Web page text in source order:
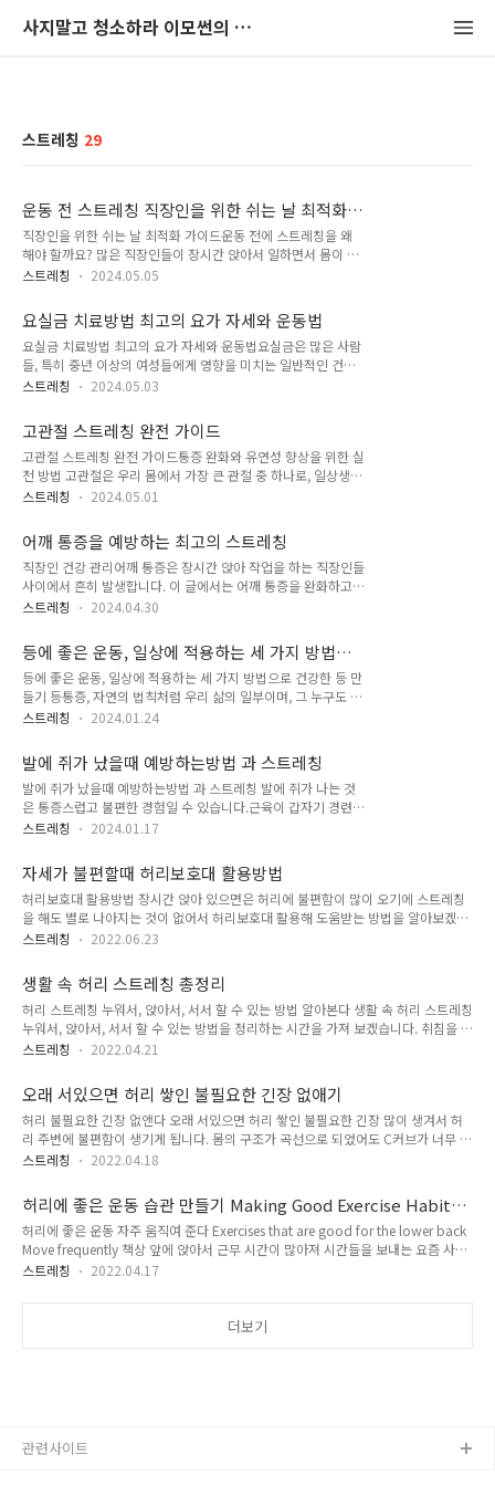
사지말고 청소하라 이모썬의 청소법
스트레칭 29
운동 전 스트레칭 직장인을 위한 쉬는 날 최적화
가이드
직장인을 위한 쉬는 날 최적화 가이드운동 전에 스트레칭을 왜
해야 할까요? 많은 직장인들이 장시간 앉아서 일하면서 몸이 뻣
뻣해지고 근육이 굳어집니다. 만약 이 상태에서 바로 운동을 시
트레칭은 이런 위험을 줄여주며, 근육을 부드럽게 풀어줘 운동
효과를 극대화할 수 있도록 돕습니다. 특히 휴일에는 이런 스트
레칭을 통해 몸의 활력을 되찾고, 쌓인 스트레스도 풀 수 있습니
다.운동 전 스트레칭의 중요성운동 전 스트레칭은 근육을 부드럽
게 풀어주어 혈류를 증진시키며, 운동 중 근육 손상의 위험을 줄
력을 향상시키는 데 중요한 역할을 합니다. 스트레스가 쌓인 직
장인에게는 특히 중요하며, 정신적,..
스트레칭 2024.05.05
요실금 치료방법 최고의 요가 자세와 운동법
요실금 치료방법 최고의 요가 자세와 운동법요실금은 많은 사람
들, 특히 중년 이상의 여성들에게 영향을 미치는 일반적인 건강
문제입니다. 요가 강사로서, 요실금 관리와 치료에 도움이 되는
근육을 강화하는 데 큰 도움이 될 뿐만 아니라, 마음의 평화와 정
신적 집중력 향상에도 이점이 있습니다. 요실금 개요요실금은 방
광의 제어력 상실로 인해 비자발적으로 소변이 새는 현상을 말합
니다. 이는 사회적 및 심리적 불편을 초래할 수 있으며, 삶의 질
을 현저히 저하시킬 수 있습니다.요실금의 원인요실금은 다양한
이 주된 원인이 될 수 있으며, 남성에서는 전립선 문제가 요실금
을 유발할 수 있습니다. ..
스트레칭 2024.05.03
고관절 스트레칭 완전 가이드
고관절 스트레칭 완전 가이드통증 완화와 유연성 향상을 위한 실
천 방법 고관절은 우리 몸에서 가장 큰 관절 중 하나로, 일상생활
의 움직임과 밀접한 관련이 있습니다. 건강한 고관절을 유지하는
절 스트레칭의 중요성을 설명하고, 각각의 필요와 상황에 맞는
다양한 스트레칭 방법을 제공하여 고관절의 통증을 완화하고 유
연성을 향상시키는 데 도움을 줄 것입니다.고관절의 해부학과 기
능고관절의 역할과 중요성고관절은 상체와 하체를 연결하고, 복
잡한 움직임과 무게 지지 역할을 합니다. 건강한 고관절은 보행,
조고관절은 대퇴골 머리와 골반의 아세타불럼이 결합하여 형성
된 볼록 관절입니다. 이 구조는 운동 범위..
스트레칭 2024.05.01
어깨 통증을 예방하는 최고의 스트레칭
직장인 건강 관리어깨 통증은 장시간 앉아 작업을 하는 직장인들
사이에서 흔히 발생합니다. 이 글에서는 어깨 통증을 완화하고
예방할 수 있는 스트레칭 방법을 자세히 설명하고, 직장에서 쉽
의 긴장을 풀고 혈류를 증가시켜 건강한 작업 환경을 조성하는
데 도움을 줍니다.어깨 통증의 원인과 그 영향장시간 동안 같은
자세로 앉아 있는 것은 어깨 주변 근육에 지속적인 긴장을 주어
통증을 유발할 수 있습니다. 특히 컴퓨터 작업을 많이 하는 직장
인의 경우, 자세 불균형으로 인해 어깨와 목 주변의 근육이 경직
며, 그로 인한 영향도 상당히 큽니다. 일상생활과 업무 환경 모두
에 영향을 미칠 수 있어, 그..
스트레칭 2024.04.30
등에 좋은 운동, 일상에 적용하는 세 가지 방법으
로 건강한 등 만들기
등에 좋은 운동, 일상에 적용하는 세 가지 방법으로 건강한 등 만
들기 등통증, 자연의 법칙처럼 우리 삶의 일부이며, 그 누구도 피
할 수 없는 고통입니다. 학생부터 직장인, 주부까지, 사회의 모든
참아내거나 무시하는 것이 아니라, 우리의 손에 익숙한 스트레칭
과 운동으로 극복할 수 있다는 사실, 알고 계셨나요? '우리 몸이
우리에게 통증으로 외치는 SOS 신호에 우리 자신이 직접 답할
수 있다'는 것을 의미합니다. 통증을 단순히 견디는 것에서 벗어
나, 적절한 운동으로 이를 해결하고, 더 나아가 예방하는 능동적
으로 대응하는 자세가 바로 건강한 삶의 첫걸음이라고 할 수 있
을 것입니다. 목차..
스트레칭 2024.01.24
발에 쥐가 났을때 예방하는방법 과 스트레칭
발에 쥐가 났을때 예방하는방법 과 스트레칭 발에 쥐가 나는 것
은 통증스럽고 불편한 경험일 수 있습니다.근육이 갑자기 경련을
일으키는 결과로, 발끝부터 발목까지 다양한 부위에서 발생할 수
수분 섭취, 과도한 운동, 피로, 부족한 영양소 섭취 등의 결과일
수 있습니다. 1. 이온 불균형: 근육은 칼슘, 칼륨, 마그네슘 등의
이온을 필요로 합니다. 이러한 미네랄들은 신경 전달과 근육 수
축을 도와주는 역할을 합니다. 이온 불균형이 발생하면, 근육은
정상적으로 이완되지 않고, 쥐가 발생할 수 있습니다. 이온 불균
때, 또는 부적절한 식이 요법으로 인해 일어날 수 있습니다. 2. 불
충분한 ..
스트레칭 2024.01.17
자세가 불편할때 허리보호대 활용방법
허리보호대 활용방법 장시간 앉아 있으면은 허리에 불편함이 많이 오기에 스트레칭
을 해도 별로 나아지는 것이 없어서 허리보호대 활용해 도움받는 방법을 알아보겠습
니다. 허리보호대 필요한 이유 장시간 앉아 있으면은 복부에 힘이 풀려서 축 늘어지
다면은 얼마나 불편하겠습니까? 그러므로 허리보호대 활용해 도움을 받아야 하는 좋
습니다. 허리보호대 활용방법 허리보호대 착용하기에 앞서 설명서를 잘 읽어보고 착
용하시는 게 좋습니다. 탄탄하면서 마감 처리가 잘 되어 있는 것이 좋습니다. 장시간
을 사용해도 불편하지 않는 것이 좋겠습니다. 허리보호대 착용했을 때 얇고 옷 위에
도 착용하는 것이 편하게 사용할 수 있는 것이 좋겠습니다. 탄탄하게 받쳐주니..
스트레칭 2022.06.23
생활 속 허리 스트레칭 총정리
허리 스트레칭 누워서, 앉아서, 서서 할 수 있는 방법 알아본다 생활 속 허리 스트레칭
누워서, 앉아서, 서서 할 수 있는 방법을 정리하는 시간을 가져 보겠습니다. 취침을 하
고 나서 누워서 일어날 때 불편을 최소화해야만 하는 것이다. 바로 일어났을 때 불편
어주기 위한 것이다. 서서 일하는 판매직을 생각해 보면은 알 수 있다. 그러므로 오늘
은 허리 스트레칭 누워서, 앉아서, 서서 할 수 있는 방법을 총정리하는 시간을 가질 것
입니다. 허리 스트레칭해야만 하는 이유 누워있거나, 앉아서, 서서 장시간을 활용을
하다 보면은 몸에 무리가 오는 것은 사람마다 차이가 있다. 내가 장시간을 활용하면
서 몸을 잠시 쉬면서 충분한 휴식을 취할 때..
스트레칭 2022.04.21
오래 서있으면 허리 쌓인 불필요한 긴장 없애기
허리 불필요한 긴장 없앤다 오래 서있으면 허리 쌓인 불필요한 긴장 많이 생겨서 허
리 주변에 불편함이 생기게 됩니다. 몸의 구조가 곡선으로 되었어도 C커브가 너무 과
부하게 생기고, 허리의 신전보다는 복부를 잡아주는 게 좋습니다. 무게를 지지하고
보는 시간을 가져보겠습니다. 오래 서있으면 허리가 아픈 이유 척추는 인체 중심부
역할을 하는데 허리가 불편하면 걷거나 뛰거나 누워있기까지 어렵게 됩니다. 잠시 오
래 서있는 것조차도 힘들 것입니다. 인체에 가해지는 압력을 분산을 시켜줘야 하는데
분산을 시켜주지 못하면은 불편이 올 수 있습니다. 오래 서 있어서 허리가 아픈 것은
다리에 힘이 들어가지 않고 오래 서 있어도 힘든 경우도 있습니다..
스트레칭 2022.04.18
허리에 좋은 운동 습관 만들기 Making Good Exercise Habits
for Your Back
허리에 좋은 운동 자주 움직여 준다 Exercises that are good for the lower back
Move frequently 책상 앞에 앉아서 근무 시간이 많아져 시간들을 보내는 요즘 사람
들은 앉았다가 일어날 때도 허리를 잡고 일어나 불편함을 이야기합니다. 자주 움직임
time sitting in front of a desk talk about discomfort when they get up from
스트레칭 2022.04.17
더보기
관련사이트